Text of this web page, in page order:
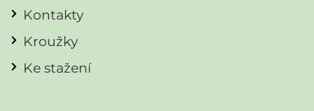
Kontakty
Kroužky
Ke stažení